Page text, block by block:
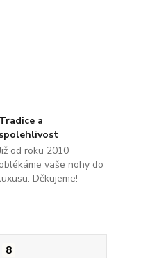
Tradice a
spolehlivost
od roku 2010
oblékáme vaše nohy do
luxusu. Děkujeme!
8